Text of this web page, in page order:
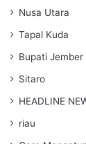
Nusa Utara
Tapal Kuda
Bupati Jember
Sitaro
HEADLINE
riau